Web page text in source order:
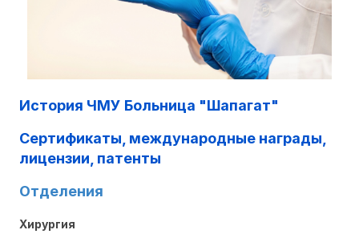
История ЧМУ Больница "Шапагат"
Сертификаты, международные награды,
лицензии, патенты
Отделения
Хирургия